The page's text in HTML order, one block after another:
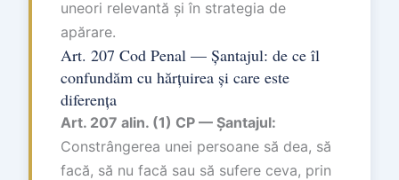
uneori relevantă și în strategia de
apărare.
Art. 207 Cod Penal — Șantajul: de ce îl
confundăm cu hărțuirea și care este
diferența
Art. 207 alin. (1) CP — Șantajul:
Constrângerea unei persoane să dea, să
facă, să nu facă sau să sufere ceva, prin